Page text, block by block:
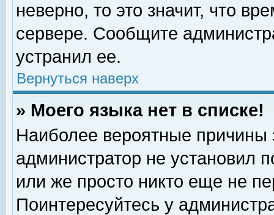
неверно, то это значит, что
сервере. Сообщите
устранил ее.
Вернуться наверх
» Моего языка нет в списке!
Наиболее вероятные причины
администратор не установил
или же просто никто еще не
Поинтересуйтесь у